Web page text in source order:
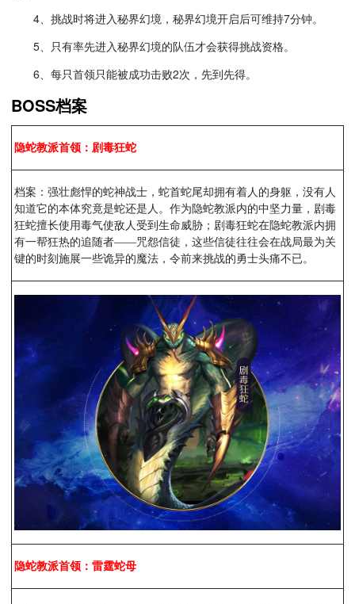
4、挑战时将进入秘界幻境，秘界幻境开启后可维持7分钟。
5、只有率先进入秘界幻境的队伍才会获得挑战资格。
6、每只首领只能被成功击败2次，先到先得。
BOSS档案
隐蛇教派首领：剧毒狂蛇
档案：强壮彪悍的蛇神战士，蛇首蛇尾却拥有着人的身躯，没有人
知道它的本体究竟是蛇还是人。作为隐蛇教派内的中坚力量，剧毒
狂蛇擅长使用毒气使敌人受到生命威胁；剧毒狂蛇在隐蛇教派内拥
有一帮狂热的追随者——咒怨信徒，这些信徒往往会在战局最为关
键的时刻施展一些诡异的魔法，令前来挑战的勇士头痛不已。
隐蛇教派首领：雷霆蛇母